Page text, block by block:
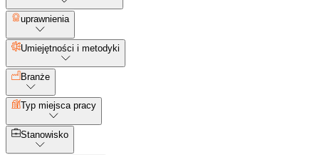
uprawnienia
Umiejętności i metodyki
Branże
Typ miejsca pracy
Stanowisko